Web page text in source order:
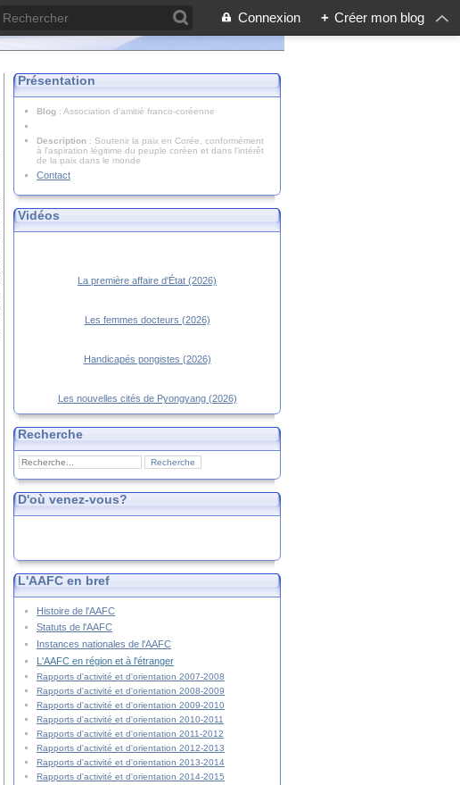
Connexion + Créer mon blog
Présentation
Blog : Association d'amitié franco-coréenne
Description : Soutenir la paix en Corée, conformément
à l'aspiration légitime du peuple coréen et dans l’intérêt
de la paix dans le monde
Contact
Vidéos
La première affaire d'État (2026)
Les femmes docteurs (2026)
Handicapés pongistes (2026)
Les nouvelles cités de Pyongyang (2026)
Recherche
D'où venez-vous?
L'AAFC en bref
Histoire de l'AAFC
Statuts de l'AAFC
Instances nationales de l'AAFC
L'AAFC en région et à l'étranger
Rapports d'activité et d'orientation 2007-2008
Rapports d'activité et d'orientation 2008-2009
Rapports d'activité et d'orientation 2009-2010
Rapports d'activité et d'orientation 2010-2011
Rapports d'activité et d'orientation 2011-2012
Rapports d'activité et d'orientation 2012-2013
Rapports d'activité et d'orientation 2013-2014
Rapports d'activité et d'orientation 2014-2015